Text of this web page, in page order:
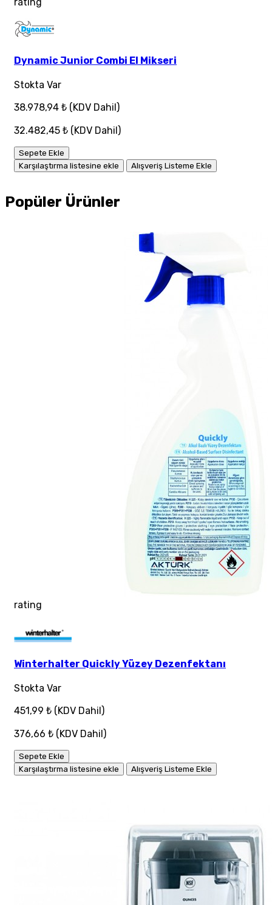
Dynamic Junior Combi El Mikseri
Stokta Var
38.978,94 ₺ (KDV Dahil)
32.482,45 ₺ (KDV Dahil)
Sepete Ekle
Karşılaştırma listesine ekle
Alışveriş Listeme Ekle
Popüler Ürünler
rating
Winterhalter Quickly Yüzey Dezenfektanı
Stokta Var
451,99 ₺ (KDV Dahil)
376,66 ₺ (KDV Dahil)
Sepete Ekle
Karşılaştırma listesine ekle
Alışveriş Listeme Ekle